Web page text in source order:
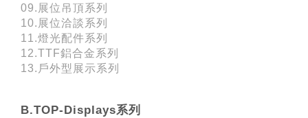
09.展位吊頂系列
10.展位洽談系列
11.燈光配件系列
12.TTF鋁合金系列
13.戶外型展示系列
B.TOP-Displays系列